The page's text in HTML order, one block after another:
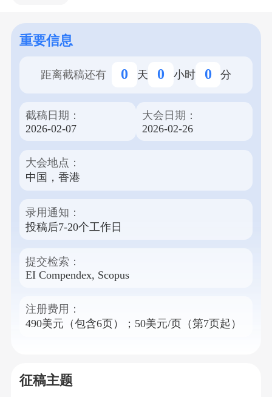
系统优化、智能通信技术等领域的研究人员、学者
和从业人员提供一个分享最新研究成果、交流创新
上会场免费参加，通过主题报告、分组讨论、论文
和权威性，并收录于EI、Scopus等多个权威数据
库。 我们诚邀各界专家学者积极投稿，参与本次盛
重要信息
距离截稿还有 0 天 0 小时 0 分
截稿日期：
2026-02-07
大会日期：
2026-02-26
大会地点：
中国，香港
录用通知：
投稿后7-20个工作日
提交检索：
EI Compendex, Scopus
注册费用：
490美元（包含6页）；50美元/页（第7页起）
征稿主题